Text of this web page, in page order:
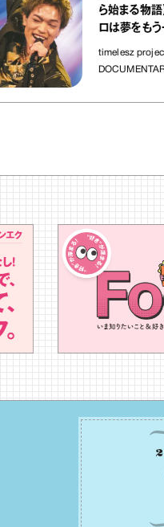
ら始まる物語】原嘉
ロは夢をもう一度追
れた場所」
timelesz project -
DOCUMENTARY